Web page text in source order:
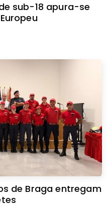
sub-18 apura-se
de Braga entregam